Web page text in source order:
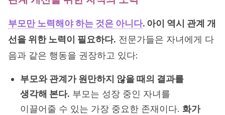
부모만 노력해야 하는 것은 아니다. 아이 역시 관계 개
선을 위한 노력이 필요하다. 전문가들은 자녀에게 다
음과 같은 행동을 권장하고 있다:
부모와 관계가 원만하지 않을 때의 결과를
생각해 본다. 부모는 성장 중인 자녀를
이끌어줄 수 있는 가장 중요한 존재이다. 화가